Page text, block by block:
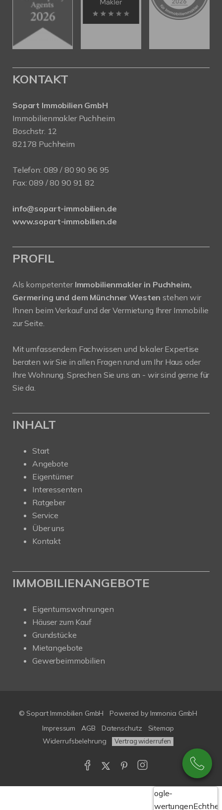
KONTAKT
Sopart Immobilien GmbH
Immobilienmakler Puchheim
Boschstr. 12
82178 Puchheim
Telefon: 089 / 80 90 96 95
Fax: 089 / 80 90 91 82
info@sopart-immobilien.de
www.sopart-immobilien.de
PROFIL
Als kompetenter Immobilienmakler in Puchheim,
Germering und dem Münchner Westen stehen wir
Ihnen beim Verkauf und der Vermietung Ihrer Immobilie
zur Seite.
Mit umfassendem Fachwissen und lokaler Expertise
beraten wir Sie in allen Fragen rund um Ihr Haus oder
Ihre Wohnung. Sprechen Sie uns an - wir sind gerne für
Sie da.
INHALT
Start
Angebote
Eigentümer
Interessenten
Ratgeber
Service
Über uns
Kontakt
IMMOBILIENANGEBOTE
Eigentumswohnungen
Häuser zum Kauf
Grundstücke
Mietangebote
Gewerbeimmobilien
© Sopart Immobilien GmbH Powered by Immonia GmbH
Impressum
AGB Datenschutz
Sitemap
Widerrufsbelehrung
Vertrag widerrufen
Google-
Bewertungen